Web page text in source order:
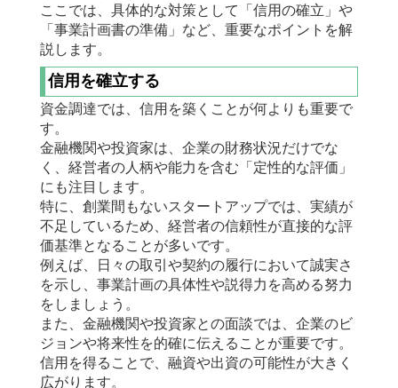
ここでは、具体的な対策として「信用の確立」や
「事業計画書の準備」など、重要なポイントを解
説します。
信用を確立する
資金調達では、信用を築くことが何よりも重要で
す。
金融機関や投資家は、企業の財務状況だけでな
く、経営者の人柄や能力を含む「定性的な評価」
にも注目します。
特に、創業間もないスタートアップでは、実績が
不足しているため、経営者の信頼性が直接的な評
価基準となることが多いです。
例えば、日々の取引や契約の履行において誠実さ
を示し、事業計画の具体性や説得力を高める努力
をしましょう。
また、金融機関や投資家との面談では、企業のビ
ジョンや将来性を的確に伝えることが重要です。
信用を得ることで、融資や出資の可能性が大きく
広がります。